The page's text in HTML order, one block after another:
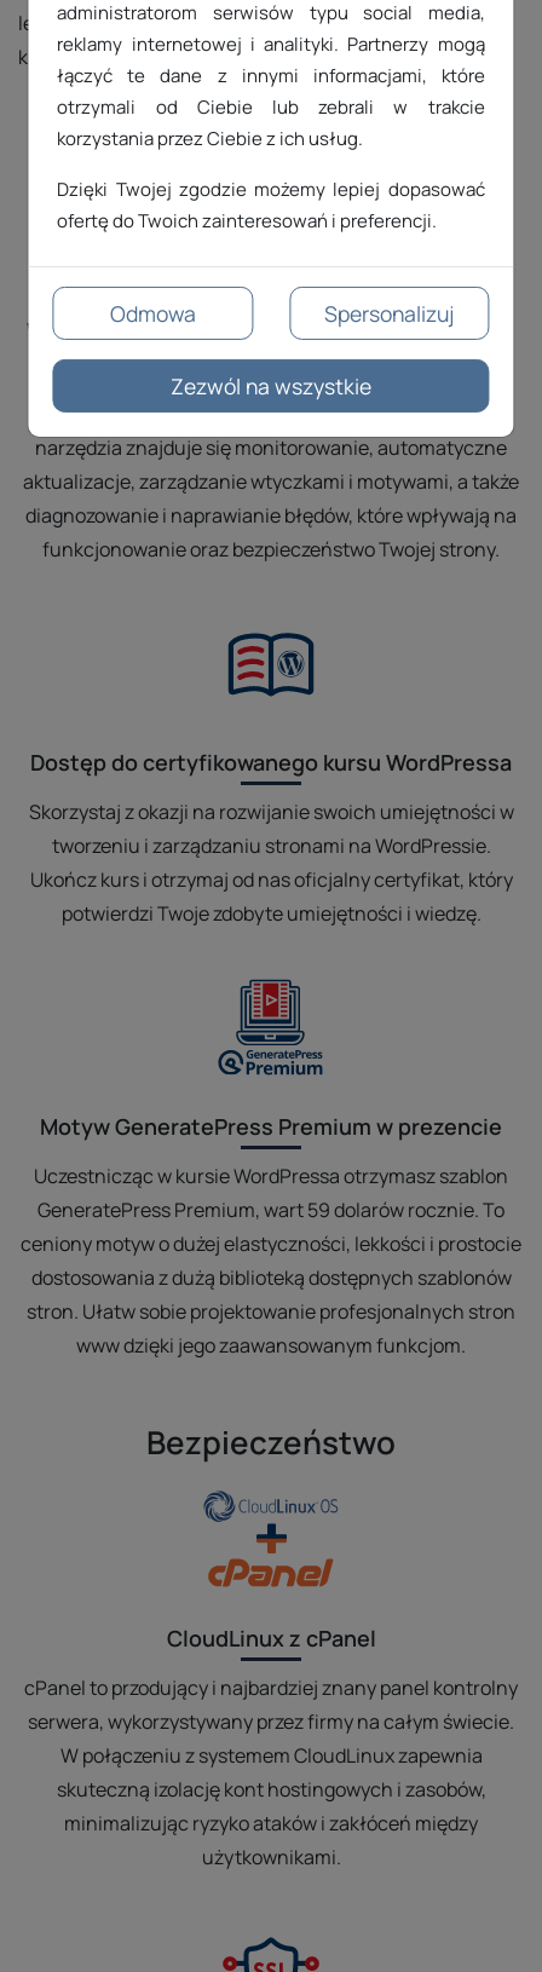
lepszą wydajność i krótsze czasy ładowania dla
krajowych użytkowników.
Idealny hosting dla WordPressa
WordPress Management Premium (WP Toolkit)
To błyskawiczna instalacja i zarządzanie wieloma
witrynami WordPress z jednego miejsca. W zakresie
narzędzia znajduje się monitorowanie, automatyczne
aktualizacje, zarządzanie wtyczkami i motywami, a także
diagnozowanie i naprawianie błędów, które wpływają na
funkcjonowanie oraz bezpieczeństwo Twojej strony.
Dostęp do certyfikowanego kursu WordPressa
Skorzystaj z okazji na rozwijanie swoich umiejętności w
tworzeniu i zarządzaniu stronami na WordPressie.
Ukończ kurs i otrzymaj od nas oficjalny certyfikat, który
potwierdzi Twoje zdobyte umiejętności i wiedzę.
Motyw GeneratePress Premium w prezencie
Uczestnicząc w kursie WordPressa otrzymasz szablon
GeneratePress Premium, wart 59 dolarów rocznie. To
ceniony motyw o dużej elastyczności, lekkości i prostocie
dostosowania z dużą biblioteką dostępnych szablonów
stron. Ułatw sobie projektowanie profesjonalnych stron
www dzięki jego zaawansowanym funkcjom.
Bezpieczeństwo
CloudLinux z cPanel
cPanel to przodujący i najbardziej znany panel kontrolny
serwera, wykorzystywany przez firmy na całym świecie.
W połączeniu z systemem CloudLinux zapewnia
skuteczną izolację kont hostingowych i zasobów,
minimalizując ryzyko ataków i zakłóceń między
użytkownikami.
administratorom serwisów typu social media,
reklamy internetowej i analityki. Partnerzy mogą
łączyć te dane z innymi informacjami, które
otrzymali od Ciebie lub zebrali w trakcie
korzystania przez Ciebie z ich usług.
Dzięki Twojej zgodzie możemy lepiej dopasować
ofertę do Twoich zainteresowań i preferencji.
Odmowa Spersonalizuj
Zezwól na wszystkie